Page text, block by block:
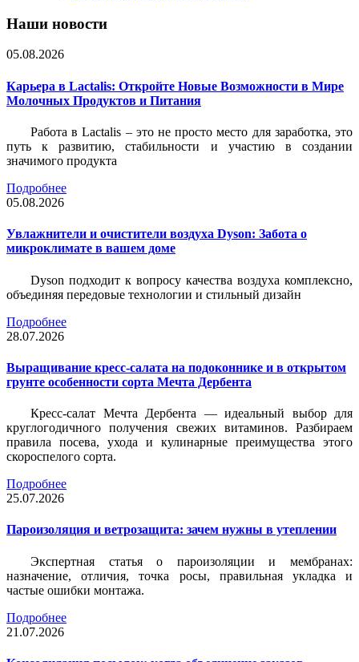
Наши новости
05.08.2026
Карьера в Lactalis: Откройте Новые Возможности в Мире
Молочных Продуктов и Питания
Работа в Lactalis – это не просто место для заработка, это
путь к развитию, стабильности и участию в создании
значимого продукта
Подробнее
05.08.2026
Увлажнители и очистители воздуха Dyson: Забота о
микроклимате в вашем доме
Dyson подходит к вопросу качества воздуха комплексно,
объединяя передовые технологии и стильный дизайн
Подробнее
28.07.2026
Выращивание кресс-салата на подоконнике и в открытом
грунте особенности сорта Мечта Дербента
Кресс-салат Мечта Дербента — идеальный выбор для
круглогодичного получения свежих витаминов. Разбираем
правила посева, ухода и кулинарные преимущества этого
скороспелого сорта.
Подробнее
25.07.2026
Пароизоляция и ветрозащита: зачем нужны в утеплении
Экспертная статья о пароизоляции и мембранах:
назначение, отличия, точка росы, правильная укладка и
частые ошибки монтажа.
Подробнее
21.07.2026